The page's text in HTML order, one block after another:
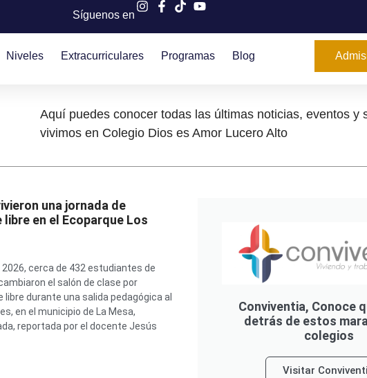
Síguenos en
Niveles Extracurriculares Programas Blog
Aquí puedes conocer todas las últimas noticias, eventos y
vivimos en Colegio Dios es Amor Lucero Alto
una jornada de
libre en el Ecoparque Los
2026, cerca de 432 estudiantes de
el salón de clase por
libre durante una salida pedagógica al
en el municipio de La Mesa,
reportada por el docente Jesús
Conviventia, Conoce
detrás de estos
colegios
Visitar